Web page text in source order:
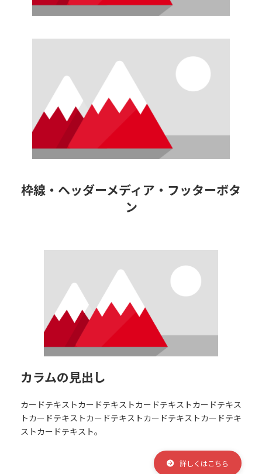
詳しくはこちら
枠線・ヘッダーメディア・フッターボタ
ン
カラムの見出し
カードテキストカードテキストカードテキストカードテキス
トカードテキストカードテキストカードテキストカードテキ
ストカードテキスト。
詳しくはこちら